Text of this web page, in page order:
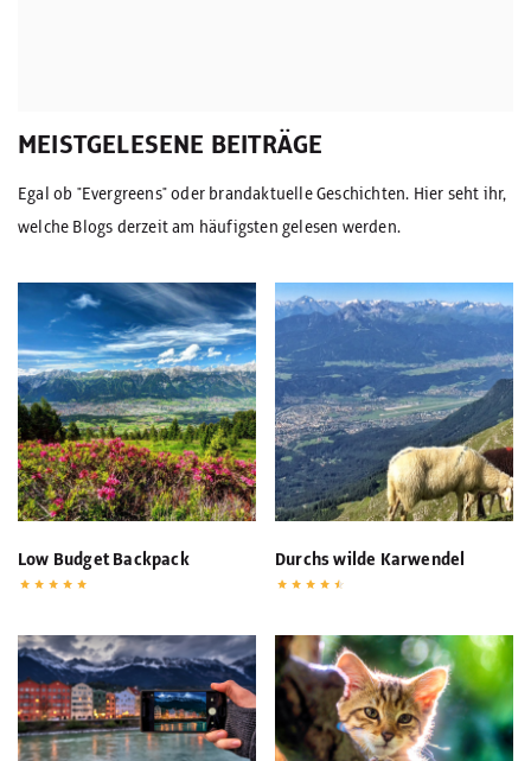
MEISTGELESENE BEITRÄGE
Egal ob "Evergreens" oder brandaktuelle Geschichten. Hier seht ihr,
welche Blogs derzeit am häufigsten gelesen werden.
Low Budget Backpack Durchs wilde Karwendel